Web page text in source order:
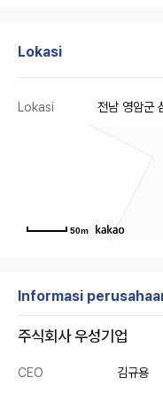
Lokasi
Lokasi 전남 영암군
50m
Informasi
주식회사 우성기업
CEO
김규용